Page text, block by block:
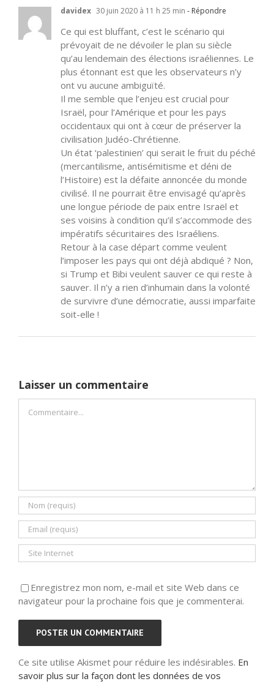
davidex 30 juin 2020 à 11 h 25 min - Répondre
Ce qui est bluffant, c’est le scénario qui
prévoyait de ne dévoiler le plan su siècle
qu’au lendemain des élections israéliennes. Le
plus étonnant est que les observateurs n’y
ont vu aucune ambiguïté.
Il me semble que l’enjeu est crucial pour
Israël, pour l’Amérique et pour les pays
occidentaux qui ont à cœur de préserver la
civilisation Judéo-Chrétienne.
Un état ‘palestinien’ qui serait le fruit du péché
(mercantilisme, antisémitisme et déni de
l’Histoire) est la défaite annoncée du monde
civilisé. Il ne pourrait être envisagé qu’après
une longue période de paix entre Israël et
ses voisins à condition qu’il s’accommode des
impératifs sécuritaires des Israéliens.
Retour à la case départ comme veulent
l’imposer les pays qui ont déjà abdiqué ? Non,
si Trump et Bibi veulent sauver ce qui reste à
sauver. Il n’y a rien d’inhumain dans la volonté
de survivre d’une démocratie, aussi imparfaite
soit-elle !
Laisser un commentaire
Enregistrez mon nom, e-mail et site Web dans ce
navigateur pour la prochaine fois que je commenterai.
Ce site utilise Akismet pour réduire les indésirables. En
savoir plus sur la façon dont les données de vos